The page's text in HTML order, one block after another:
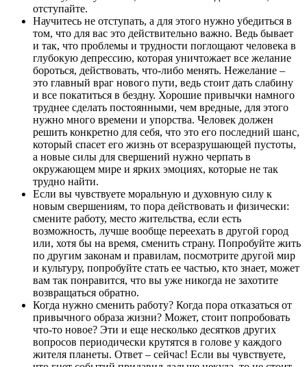
отступайте.
Научитесь не отступать, а для этого нужно убедиться в
том, что для вас это действительно важно. Ведь бывает
и так, что проблемы и трудности поглощают человека в
глубокую депрессию, которая уничтожает все желание
бороться, действовать, что-либо менять. Нежелание –
это главный враг нового пути, ведь стоит дать слабину
и все покатиться в бездну. Хорошие привычки намного
труднее сделать постоянными, чем вредные, для этого
нужно много времени и упорства. Человек должен
решить конкретно для себя, что это его последний шанс,
который спасет его жизнь от всеразрушающей пустоты,
а новые силы для свершений нужно черпать в
окружающем мире и ярких эмоциях, которые не так
трудно найти.
Если вы чувствуете моральную и духовную силу к
новым свершениям, то пора действовать и физически:
смените работу, место жительства, если есть
возможность, лучше вообще переехать в другой город
или, хотя бы на время, сменить страну. Попробуйте жить
по другим законам и правилам, посмотрите другой мир
и культуру, попробуйте стать ее частью, кто знает, может
вам так понравится, что вы уже никогда не захотите
возвращаться обратно.
Когда нужно сменить работу? Когда пора отказаться от
привычного образа жизни? Может, стоит попробовать
что-то новое? Эти и еще несколько десятков других
вопросов периодически крутятся в голове у каждого
жителя планеты. Ответ – сейчас! Если вы чувствуете,